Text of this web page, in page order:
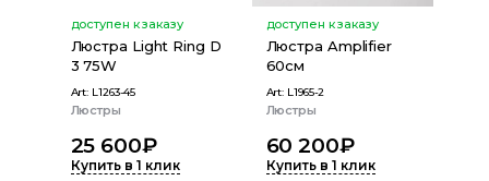
доступен к заказу
Люстра Light Ring D
3 75W
Art: L1263-45
Люстры
25 600₽
Купить в 1 клик
доступен к заказу
Люстра Amplifier
60см
Art: L1965-2
Люстры
60 200₽
Купить в 1 клик